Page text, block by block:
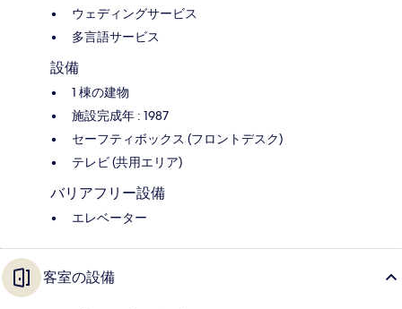
ウェディングサービス
多言語サービス
設備
1 棟の建物
施設完成年 : 1987
セーフティボックス (フロントデスク)
テレビ (共用エリア)
バリアフリー設備
エレベーター
客室の設備